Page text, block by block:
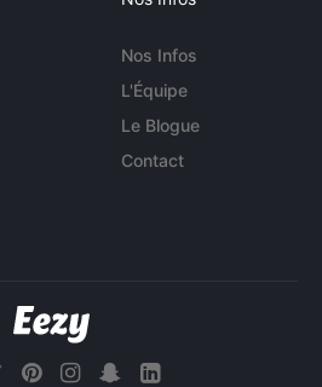
Nos Infos
L'Équipe
Le Blogue
Contact